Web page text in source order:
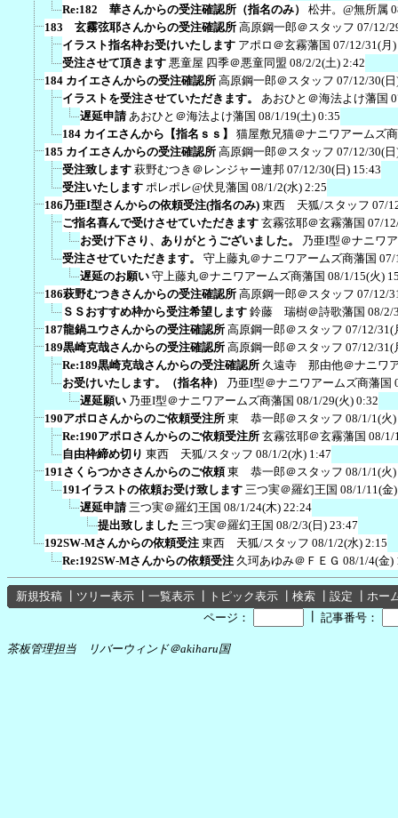
Re:182 華さんからの受注確認所（指名のみ）
松井。@無所属
183 玄霧弦耶さんからの受注確認所 高原鋼一郎＠スタッフ 07/12/
イラスト指名枠お受けいたします アポロ＠玄霧藩国 07/12/31(月
受注させて頂きます 悪童屋 四季＠悪童同盟 08/2/2(土) 2:42
184 カイエさんからの受注確認所 高原鋼一郎＠スタッフ 07/12/30(
イラストを受注させていただきます。
あおひと＠海法よけ藩国
遅延申請 あおひと＠海法よけ藩国 08/1/19(土) 0:35
184 カイエさんから【指名ｓｓ】
猫屋敷兄猫＠ナニワアームズ
185 カイエさんからの受注確認所 高原鋼一郎＠スタッフ 07/12/30(
受注致します 萩野むつき＠レンジャー連邦 07/12/30(日) 15:43
受注いたします ポレポレ@伏見藩国 08/1/2(水) 2:25
186乃亜I型さんからの依頼受注(指名のみ) 東西 天狐/スタッフ 07/
ご指名喜んで受けさせていただきます 玄霧弦耶＠玄霧藩国 07/
お受け下さり、ありがとうございました。
乃亜I型＠ナニワ
受注させていただきます。
守上藤丸＠ナニワアームズ商藩国 07/
遅延のお願い 守上藤丸＠ナニワアームズ商藩国 08/1/15(火)
186萩野むつきさんからの受注確認所 高原鋼一郎＠スタッフ 07/12/
ＳＳおすすめ枠から受注希望します 鈴藤 瑞樹＠詩歌藩国 08/2/
187龍鍋ユウさんからの受注確認所 高原鋼一郎＠スタッフ 07/12/31(
189黒崎克哉さんからの受注確認所 高原鋼一郎＠スタッフ 07/12/31(
Re:189黒崎克哉さんからの受注確認所 久遠寺 那由他＠ナニワ
お受けいたします。（指名枠）
乃亜I型＠ナニワアームズ商藩国
遅延願い 乃亜I型＠ナニワアームズ商藩国 08/1/29(火) 0:32
190アポロさんからのご依頼受注所 東 恭一郎＠スタッフ 08/1/1(火
Re:190アポロさんからのご依頼受注所 玄霧弦耶＠玄霧藩国 08/1/
自由枠締め切り 東西 天狐/スタッフ 08/1/2(水) 1:47
191さくらつかささんからのご依頼 東 恭一郎＠スタッフ 08/1/1(火
191イラストの依頼お受け致します 三つ実＠羅幻王国 08/1/11(金
遅延申請 三つ実＠羅幻王国 08/1/24(木) 22:24
提出致しました 三つ実＠羅幻王国 08/2/3(日) 23:47
192SW-Mさんからの依頼受注 東西 天狐/スタッフ 08/1/2(水) 2:15
Re:192SW-Mさんからの依頼受注 久珂あゆみ＠ＦＥＧ 08/1/4(金)
新規投稿 ツリー表示 一覧表示 トピック表示 検索 設定
ホー
ページ：
記事番号：
茶板管理担当 リバーウィンド＠akiharu国